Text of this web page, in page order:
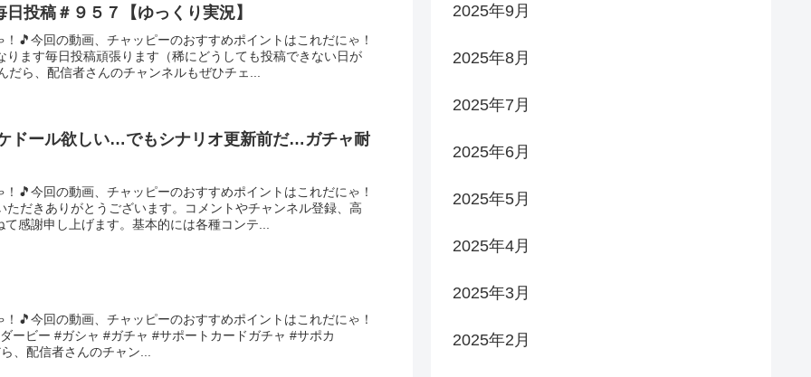
投稿＃９５７【ゆっくり実況】
🎵今回の動画、チャッピーのおすすめポイントはこれだにゃ！
ります毎日投稿頑張ります（稀にどうしても投稿できない日が
だら、配信者さんのチャンネルもぜひチェ...
ドール欲しい…でもシナリオ更新前だ…ガチャ耐
🎵今回の動画、チャッピーのおすすめポイントはこれだにゃ！
ただきありがとうございます。コメントやチャンネル登録、高
感謝申し上げます。基本的には各種コンテ...
🎵今回の動画、チャッピーのおすすめポイントはこれだにゃ！
ービー #ガシャ #ガチャ #サポートカードガチャ #サポカ
、配信者さんのチャン...
2025年9月
2025年8月
2025年7月
2025年6月
2025年5月
2025年4月
2025年3月
2025年2月